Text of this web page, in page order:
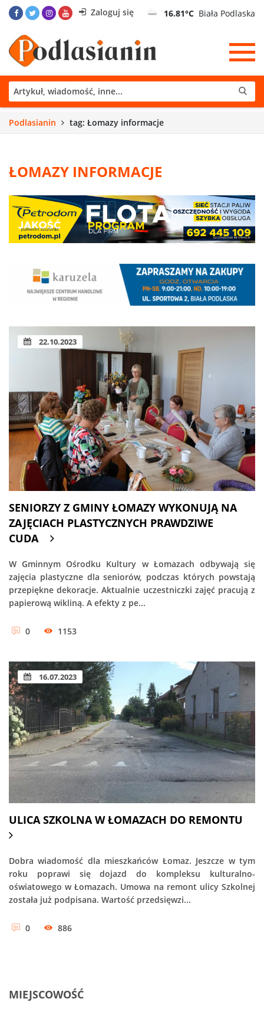
Zaloguj się 16.81°C Biała Podlaska
Podlasianin tag: Łomazy informacje
ŁOMAZY INFORMACJE
22.10.2023
SENIORZY Z GMINY ŁOMAZY WYKONUJĄ NA
ZAJĘCIACH PLASTYCZNYCH PRAWDZIWE
CUDA
W Gminnym Ośrodku Kultury w Łomazach odbywają się
zajęcia plastyczne dla seniorów, podczas których powstają
przepiękne dekoracje. Aktualnie uczestniczki zajęć pracują z
papierową wikliną. A efekty z pe...
0 1153
16.07.2023
ULICA SZKOLNA W ŁOMAZACH DO REMONTU
Dobra wiadomość dla mieszkańców Łomaz. Jeszcze w tym
roku poprawi się dojazd do kompleksu kulturalno-
oświatowego w Łomazach. Umowa na remont ulicy Szkolnej
została już podpisana. Wartość przedsięwzi...
0 886
MIEJSCOWOŚĆ